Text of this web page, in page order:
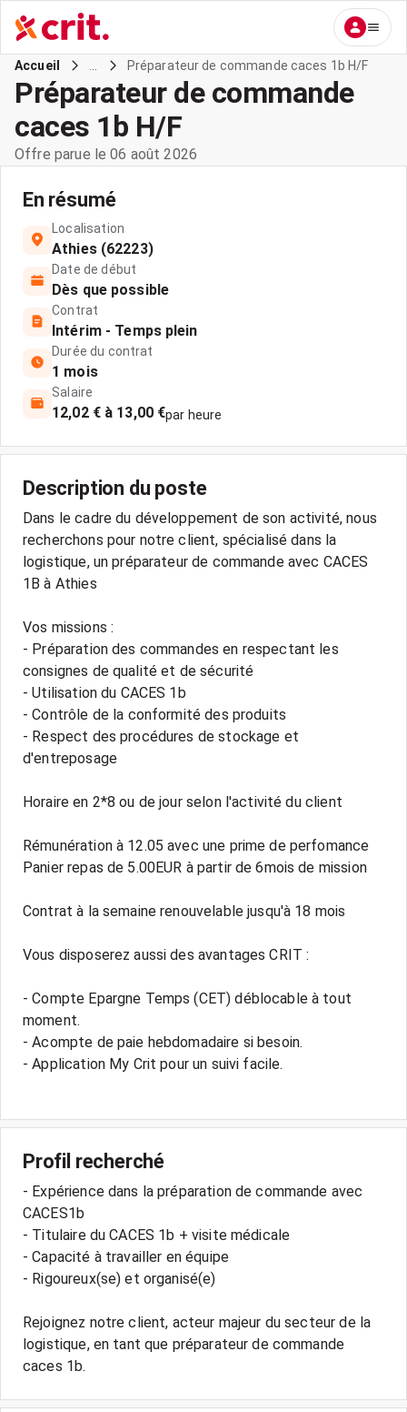
Accueil Préparateur de commande caces 1b H/F
Préparateur de commande
caces 1b H/F
Offre parue le 06 août 2026
En résumé
Localisation
Athies (62223)
Date de début
Dès que possible
Contrat
Intérim - Temps plein
Durée du contrat
1 mois
Salaire
12,02 € à 13,00 €par heure
Description du poste
Dans le cadre du développement de son activité, nous
recherchons pour notre client, spécialisé dans la
logistique, un préparateur de commande avec CACES
1B à Athies
Vos missions :
- Préparation des commandes en respectant les
consignes de qualité et de sécurité
- Utilisation du CACES 1b
- Contrôle de la conformité des produits
- Respect des procédures de stockage et
d'entreposage
Horaire en 2*8 ou de jour selon l'activité du client
Rémunération à 12.05 avec une prime de perfomance
Panier repas de 5.00EUR à partir de 6mois de mission
Contrat à la semaine renouvelable jusqu'à 18 mois
Vous disposerez aussi des avantages CRIT :
- Compte Epargne Temps (CET) déblocable à tout
moment.
- Acompte de paie hebdomadaire si besoin.
- Application My Crit pour un suivi facile.
Profil recherché
- Expérience dans la préparation de commande avec
CACES1b
- Titulaire du CACES 1b + visite médicale
- Capacité à travailler en équipe
- Rigoureux(se) et organisé(e)
Rejoignez notre client, acteur majeur du secteur de la
logistique, en tant que préparateur de commande